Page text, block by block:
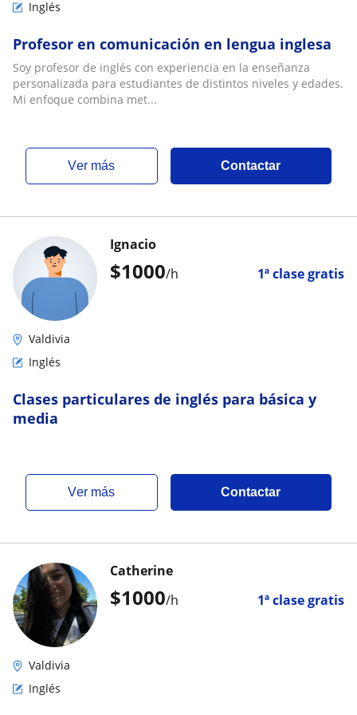
Inglés
Profesor en comunicación en lengua inglesa
Soy profesor de inglés con experiencia en la enseñanza
personalizada para estudiantes de distintos niveles y edades.
Mi enfoque combina met...
ver más Contactar
$1000/h 1ª clase gratis
Ignacio
Valdivia
Inglés
Clases particulares de inglés para básica y
media
ver más Contactar
$1000/h 1ª clase gratis
Catherine
Valdivia
Inglés